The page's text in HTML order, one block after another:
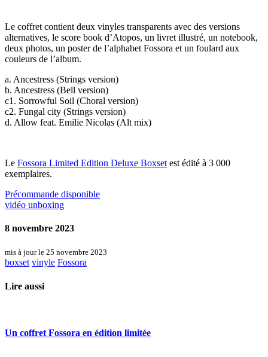
Le coffret contient deux vinyles transparents avec des versions
alternatives, le score book d’Atopos, un livret illustré, un notebook,
deux photos, un poster de l’alphabet Fossora et un foulard aux
couleurs de l’album.
a. Ancestress (Strings version)
b. Ancestress (Bell version)
c1. Sorrowful Soil (Choral version)
c2. Fungal city (Strings version)
d. Allow feat. Emilie Nicolas (Alt mix)
Le Fossora Limited Edition Deluxe Boxset est édité à 3 000
exemplaires.
Précommande disponible
vidéo unboxing
8 novembre 2023
mis à jour le 25 novembre 2023
boxset vinyle Fossora
Lire aussi
Un coffret Fossora en édition limitée